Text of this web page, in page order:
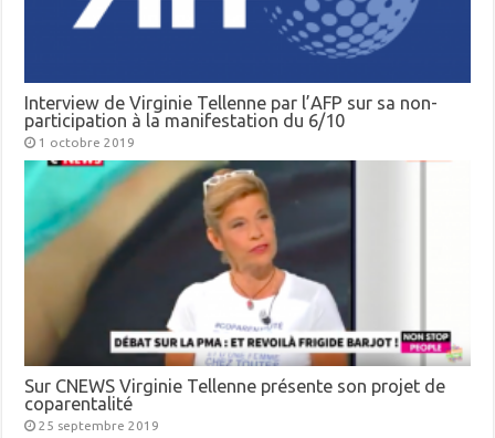
Interview de Virginie Tellenne par l’AFP sur sa non-
participation à la manifestation du 6/10
1 octobre 2019
Sur CNEWS Virginie Tellenne présente son projet de
coparentalité
25 septembre 2019